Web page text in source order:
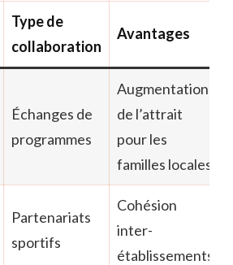
Type de
collaboration
Avantages
Échanges de
programmes
Augmentation
de l’attrait
pour les
familles locales
Partenariats
sportifs
Cohésion
inter-
établissements